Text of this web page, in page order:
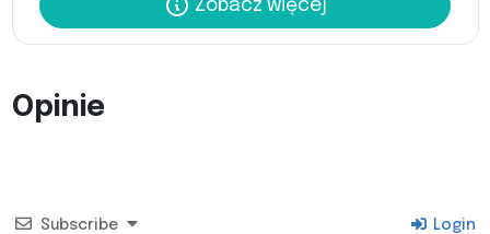
Zobacz więcej
Opinie
Subscribe Login